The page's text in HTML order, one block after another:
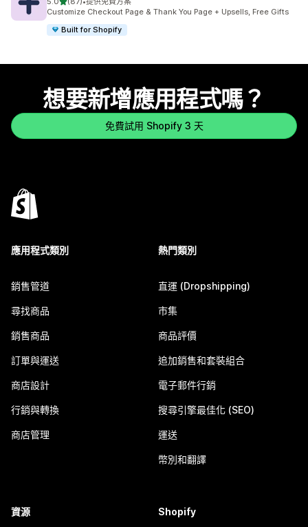
共有 87 則評價
Customize Checkout Page & Thank You Page + Upsells, Free Gifts
Built for Shopify
想要新增應用程式嗎？
免費試用 Shopify 3 天
應用程式類別
銷售管道
尋找商品
銷售商品
訂單與運送
商店設計
行銷與轉換
商店管理
熱門類別
直運 (Dropshipping)
市集
商品評價
追加銷售和套裝組合
電子郵件行銷
搜尋引擎最佳化 (SEO)
運送
幣別和翻譯
資源 Shopify